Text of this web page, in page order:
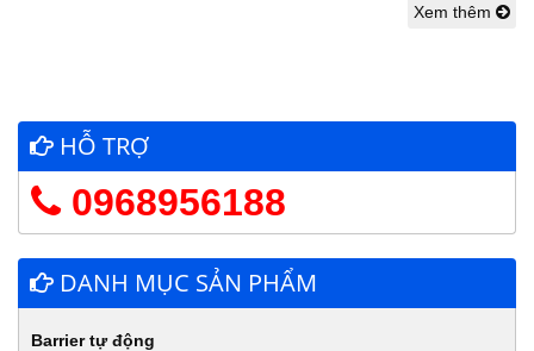
Xem thêm
HỖ TRỢ
0968956188
DANH MỤC SẢN PHẨM
Barrier tự động